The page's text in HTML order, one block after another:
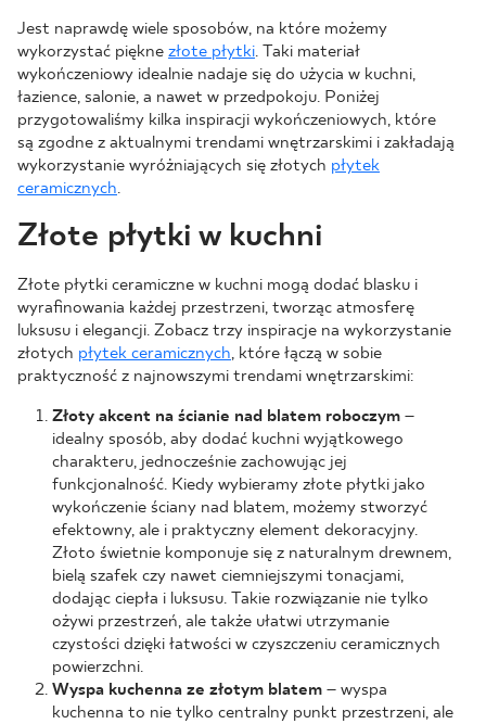
Jest naprawdę wiele sposobów, na które możemy
wykorzystać piękne złote płytki. Taki materiał
wykończeniowy idealnie nadaje się do użycia w kuchni,
łazience, salonie, a nawet w przedpokoju. Poniżej
przygotowaliśmy kilka inspiracji wykończeniowych, które
są zgodne z aktualnymi trendami wnętrzarskimi i zakładają
wykorzystanie wyróżniających się złotych płytek
ceramicznych.
Złote płytki w kuchni
Złote płytki ceramiczne w kuchni mogą dodać blasku i
wyrafinowania każdej przestrzeni, tworząc atmosferę
luksusu i elegancji. Zobacz trzy inspiracje na wykorzystanie
złotych płytek ceramicznych, które łączą w sobie
praktyczność z najnowszymi trendami wnętrzarskimi:
Złoty akcent na ścianie nad blatem roboczym –
idealny sposób, aby dodać kuchni wyjątkowego
charakteru, jednocześnie zachowując jej
funkcjonalność. Kiedy wybieramy złote płytki jako
wykończenie ściany nad blatem, możemy stworzyć
efektowny, ale i praktyczny element dekoracyjny.
Złoto świetnie komponuje się z naturalnym drewnem,
bielą szafek czy nawet ciemniejszymi tonacjami,
dodając ciepła i luksusu. Takie rozwiązanie nie tylko
ożywi przestrzeń, ale także ułatwi utrzymanie
czystości dzięki łatwości w czyszczeniu ceramicznych
powierzchni.
Wyspa kuchenna ze złotym blatem – wyspa
kuchenna to nie tylko centralny punkt przestrzeni, ale